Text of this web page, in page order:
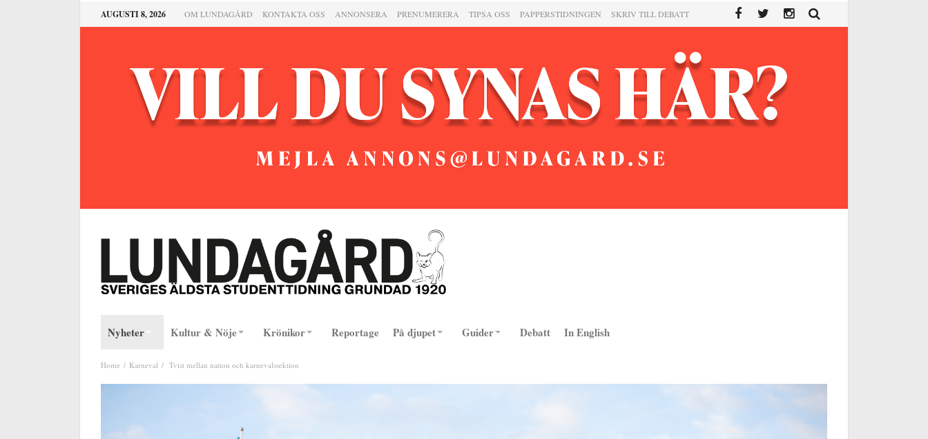
AUGUSTI 8, 2026 OM LUNDAGÅRD KONTAKTA OSS ANNONSERA PRENUMERERA TIPSA OSS PAPPERSTIDNINGEN SKRIV TILL DEBATT
Nyheter Kultur & Nöje Krönikor Reportage På djupet Guider Debatt In English
Home Karneval Tvist mellan nation och karnevalssektion